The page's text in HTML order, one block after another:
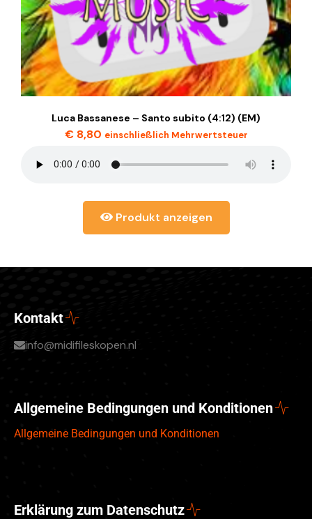
Luca Bassanese – Santo subito (4:12) (EM)
€8,80 einschließlich Mehrwertsteuer
Produkt anzeigen
Kontakt
info@midifileskopen.nl
Allgemeine Bedingungen und Konditionen
Allgemeine Bedingungen und Konditionen
Erklärung zum Datenschutz